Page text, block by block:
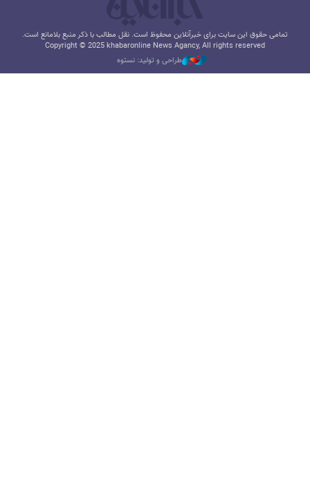
تمامی حقوق این سایت برای خبرآنلاین محفوظ است. نقل مطالب با ذکر منبع بلامانع است.
Copyright © 2025 khabaronline News Agancy, All rights reserved
طراحی و تولید: نستوه